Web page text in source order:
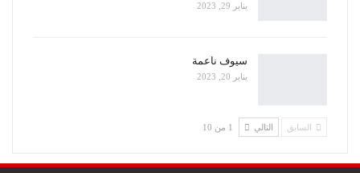
يناير 29, 2023
سيوف ناعمة
يناير 20, 2023
السابق التالي 1 من 10